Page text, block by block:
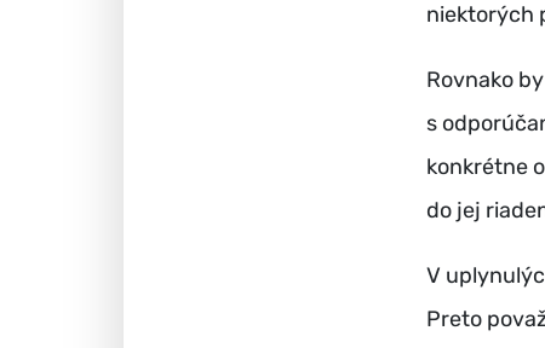
niektorých
Rovnako
s
konkrétne
do jej
V
Preto